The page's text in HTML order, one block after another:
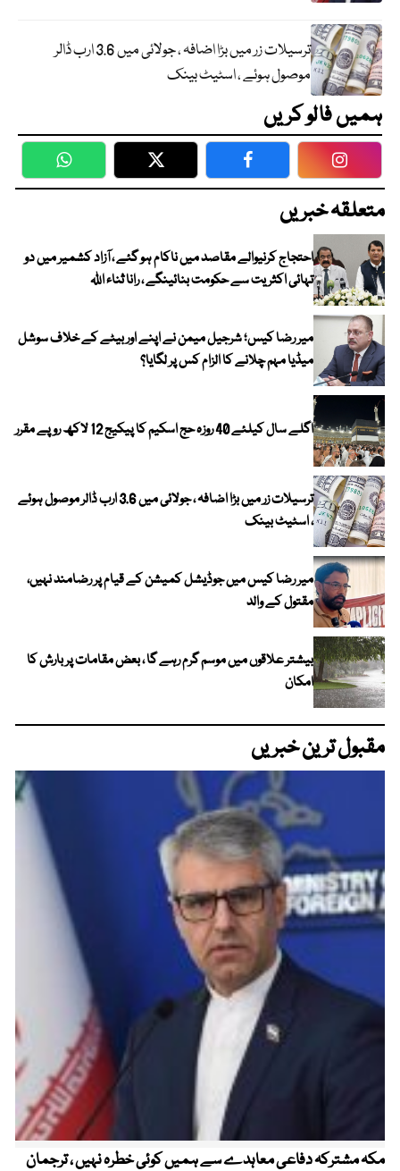
ترسیلات زر میں بڑا اضافہ ، جولائی میں 3.6 ارب ڈالر
موصول ہوئے ، اسٹیٹ بینک
ہمیں فالو کریں
WhatsApp Twitter Facebook
متعلقہ خبریں
احتجاج کرنیوالے مقاصد میں ناکام ہو گئے ، آزاد کشمیر میں دو
تہائی اکثریت سے حکومت بنائینگے ، رانا ثناء اللہ
میر رضا کیس؛ شرجیل میمن نے اپنے اور بیٹے کے خلاف سوشل
میڈیا مہم چلانے کا الزام کس پر لگایا؟
اگلے سال کیلئے 40 روزہ حج اسکیم کا پیکیج 12 لاکھ روپے مقرر
ترسیلات زر میں بڑا اضافہ ، جولائی میں 3.6 ارب ڈالر موصول ہوئے
، اسٹیٹ بینک
میر رضا کیس میں جوڈیشل کمیشن کے قیام پر رضامند نہیں،
مقتول کے والد
بیشتر علاقوں میں موسم گرم رہے گا ، بعض مقامات پر بارش کا
امکان
مقبول ترین خبریں
مکہ مشترکہ دفاعی معاہدے سے ہمیں کوئی خطرہ نہیں ، ترجمان